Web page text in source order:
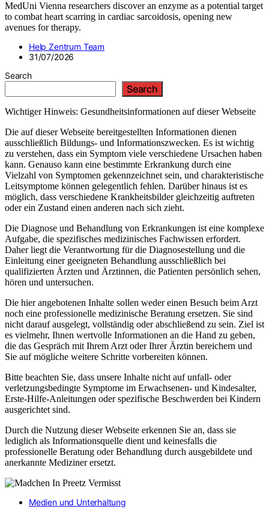
MedUni Vienna researchers discover an enzyme as a potential target
to combat heart scarring in cardiac sarcoidosis, opening new
avenues for therapy.
Help Zentrum Team
31/07/2026
Search
Search
Wichtiger Hinweis: Gesundheitsinformationen auf dieser Webseite
Die auf dieser Webseite bereitgestellten Informationen dienen
ausschließlich Bildungs- und Informationszwecken. Es ist wichtig
zu verstehen, dass ein Symptom viele verschiedene Ursachen haben
kann. Genauso kann eine bestimmte Erkrankung durch eine
Vielzahl von Symptomen gekennzeichnet sein, und charakteristische
Leitsymptome können gelegentlich fehlen. Darüber hinaus ist es
möglich, dass verschiedene Krankheitsbilder gleichzeitig auftreten
oder ein Zustand einen anderen nach sich zieht.
Die Diagnose und Behandlung von Erkrankungen ist eine komplexe
Aufgabe, die spezifisches medizinisches Fachwissen erfordert.
Daher liegt die Verantwortung für die Diagnosestellung und die
Einleitung einer geeigneten Behandlung ausschließlich bei
qualifizierten Ärzten und Ärztinnen, die Patienten persönlich sehen,
hören und untersuchen.
Die hier angebotenen Inhalte sollen weder einen Besuch beim Arzt
noch eine professionelle medizinische Beratung ersetzen. Sie sind
nicht darauf ausgelegt, vollständig oder abschließend zu sein. Ziel ist
es vielmehr, Ihnen wertvolle Informationen an die Hand zu geben,
die das Gespräch mit Ihrem Arzt oder Ihrer Ärztin bereichern und
Sie auf mögliche weitere Schritte vorbereiten können.
Bitte beachten Sie, dass unsere Inhalte nicht auf unfall- oder
verletzungsbedingte Symptome im Erwachsenen- und Kindesalter,
Erste-Hilfe-Anleitungen oder spezifische Beschwerden bei Kindern
ausgerichtet sind.
Durch die Nutzung dieser Webseite erkennen Sie an, dass sie
lediglich als Informationsquelle dient und keinesfalls die
professionelle Beratung oder Behandlung durch ausgebildete und
anerkannte Mediziner ersetzt.
Medien und Unterhaltung